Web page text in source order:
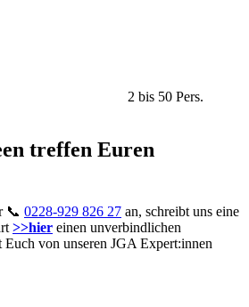
2 bis 50 Pers.
treffen Euren
📞 0228-929 826 27 an, schreibt uns eine
>>hier einen unverbindlichen
Euch von unseren JGA Expert:innen